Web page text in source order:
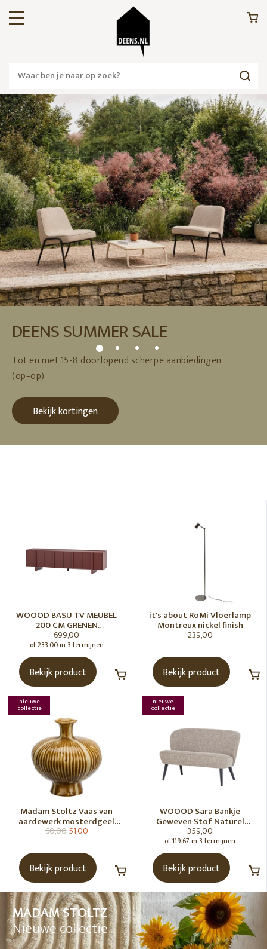
DEENS SUMMER SALE
Tot en met 15-8 doorlopend scherpe aanbiedingen
(op=op)
Bekijk kortingen
WOOOD BASU TV MEUBEL
200 CM GRENEN
BORDEAUXROOD [fsc]
699,00
of 233,00 in 3 termijnen
Bekijk product
it's about RoMi Vloerlamp
Montreux nickel finish
239,00
Bekijk product
nieuwe
collectie
Madam Stoltz Vaas van
aardewerk mosterdgeel
naturel
60,0051,00
Bekijk product
nieuwe
collectie
WOOOD Sara Bankje
Geweven Stof Naturel
Melange [Fsc]
359,00
of 119,67 in 3 termijnen
Bekijk product
MADAM STOLTZ
Nieuwe collectie